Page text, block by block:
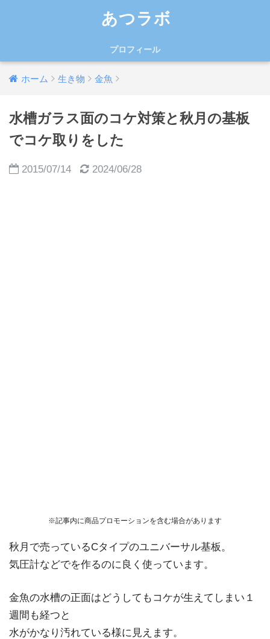
あつラボ
プロフィール
ホーム 生き物 金魚
水槽ガラス面のコケ対策と秋月の基板
でコケ取りをした
2015/07/14 2024/06/28
※記事内に商品プロモーションを含む場合があります
秋月で売っているCタイプのユニバーサル基板。
気圧計などでを作るのに良く使っています。
金魚の水槽の正面はどうしてもコケが生えてしまい１
週間も経つと
水がかなり汚れている様に見えます。